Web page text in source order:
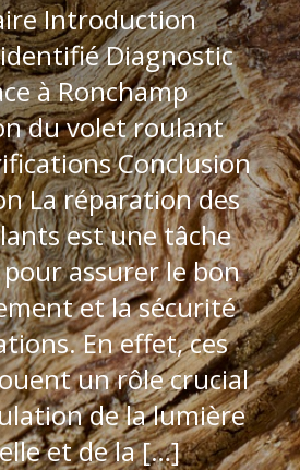
Introduction
Diagnostic
à Ronchamp
du volet roulant
Conclusion
La réparation des
est une tâche
assurer le bon
et la sécurité
En effet, ces
un rôle crucial
de la lumière
et de la […]